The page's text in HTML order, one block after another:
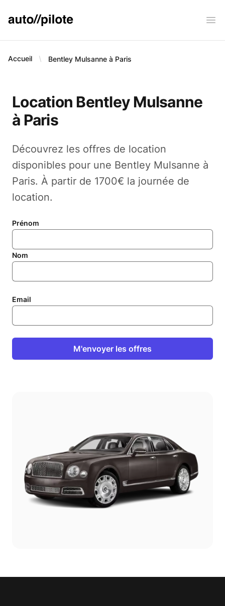
AUTO PILOTE
Accueil Bentley Mulsanne à Paris
Location Bentley Mulsanne
à Paris
Découvrez les offres de location
disponibles pour une Bentley Mulsanne à
Paris. À partir de 1700€ la journée de
location.
Prénom
Nom
Email
M'envoyer les offres